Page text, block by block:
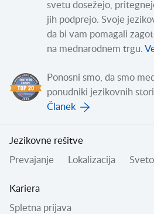
svetu dosežejo,
jih podprejo. Svoje
da bi vam pomagali
na mednarodnem trgu.
Ponosni smo, da smo
ponudniki jezikovnih
Članek
Jezikovne rešitve
Prevajanje Lokalizacija
Kariera
Spletna prijava